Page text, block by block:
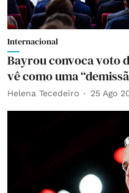
Internacional
Bayrou convoca voto
vê como uma
Helena Tecedeiro 25 Ago